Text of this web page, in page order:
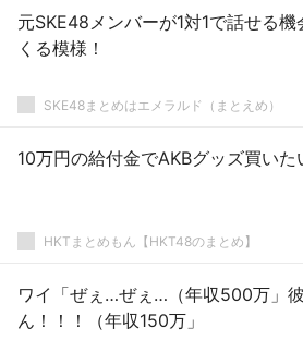
元SKE48メンバーが1対1で話せる機
くる模様！
SKE48まとめはエメラルド（まとえめ）
10万円の給付金でAKBグッズ買いた
HKTまとめもん【HKT48のまとめ】
ワイ「ぜぇ…ぜぇ…（年収500万」
ん！！！（年収150万」